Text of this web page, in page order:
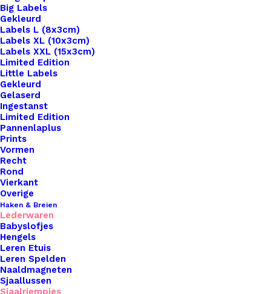
Big Labels
Gekleurd
Labels L (8x3cm)
Labels XL (10x3cm)
Labels XXL (15x3cm)
Limited Edition
Little Labels
Gekleurd
Gelaserd
Ingestanst
Limited Edition
Pannenlaplus
Prints
Vormen
Recht
Rond
Vierkant
Overige
Haken & Breien
Lederwaren
Babyslofjes
Hengels
Leren Etuis
Leren Spelden
Naaldmagneten
Sjaallussen
Sjaalriempjes
Home
Sjaal Riempje
Bordeaux 23cm
€6,95
Ontdek de perfecte combinatie van stijl en
functionaliteit met onze leren sjaal sluitingen,
voorzien van diverse sluitingsmogelijkheden! Of je